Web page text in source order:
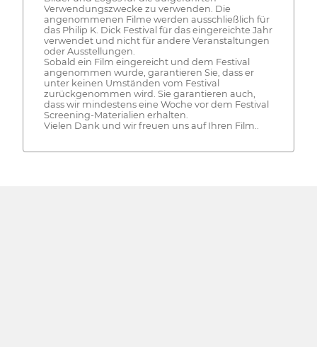
Verwendungszwecke zu verwenden. Die
angenommenen Filme werden ausschließlich für
das Philip K. Dick Festival für das eingereichte Jahr
verwendet und nicht für andere Veranstaltungen
oder Ausstellungen.
Sobald ein Film eingereicht und dem Festival
angenommen wurde, garantieren Sie, dass er
unter keinen Umständen vom Festival
zurückgenommen wird. Sie garantieren auch,
dass wir mindestens eine Woche vor dem Festival
Screening-Materialien erhalten.
Vielen Dank und wir freuen uns auf Ihren Film..